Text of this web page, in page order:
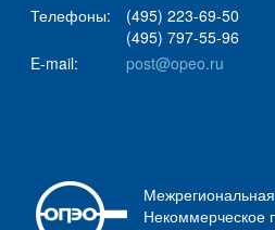
Телефоны:
(495) 223-69-50
(495) 797-55-96
E-mail:
post@opeo.ru
Некоммерческое